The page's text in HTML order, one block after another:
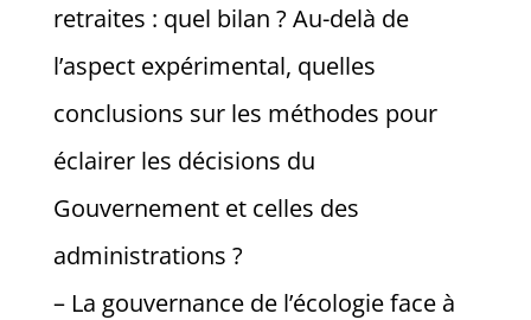
retraites : quel bilan ? Au-delà de
l’aspect expérimental, quelles
conclusions sur les méthodes pour
éclairer les décisions du
Gouvernement et celles des
administrations ?
– La gouvernance de l’écologie face à